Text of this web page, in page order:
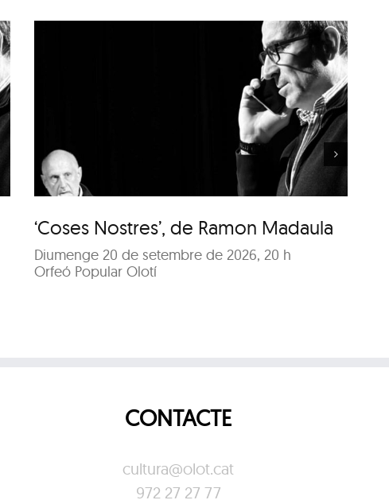
‘Coses Nostres’, de Ramon Madaula
Diumenge 20 de setembre de 2026, 20 h
Orfeó Popular Olotí
‘Coses Nostres’, de
Ramon Madaula
CONTACTE
cultura@olot.cat
972 27 27 77